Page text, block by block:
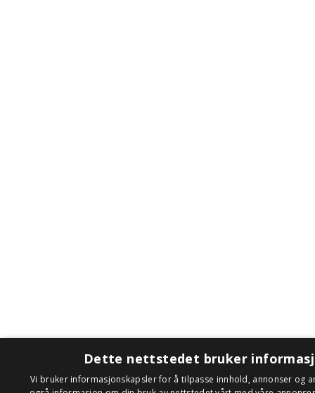
Dette nettstedet bruker
Vi bruker informasjonskapsler for å tilpasse innhold, annonser og